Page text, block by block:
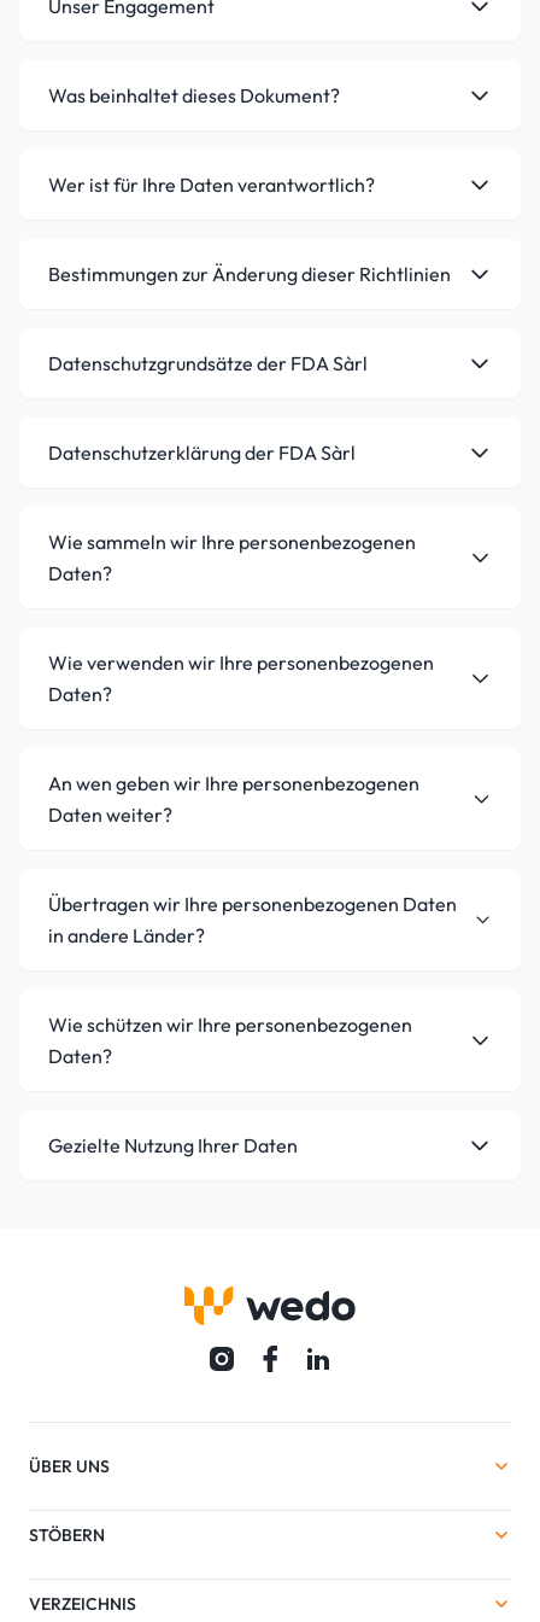
Unser Engagement
Was beinhaltet dieses Dokument?
Wer ist für Ihre Daten verantwortlich?
Bestimmungen zur Änderung dieser Richtlinien
Datenschutzgrundsätze der FDA Sàrl
Datenschutzerklärung der FDA Sàrl
Wie sammeln wir Ihre personenbezogenen
Daten?
Wie verwenden wir Ihre personenbezogenen
Daten?
An wen geben wir Ihre personenbezogenen
Daten weiter?
Übertragen wir Ihre personenbezogenen Daten
in andere Länder?
Wie schützen wir Ihre personenbezogenen
Daten?
Gezielte Nutzung Ihrer Daten
ÜBER UNS
STÖBERN
VERZEICHNIS